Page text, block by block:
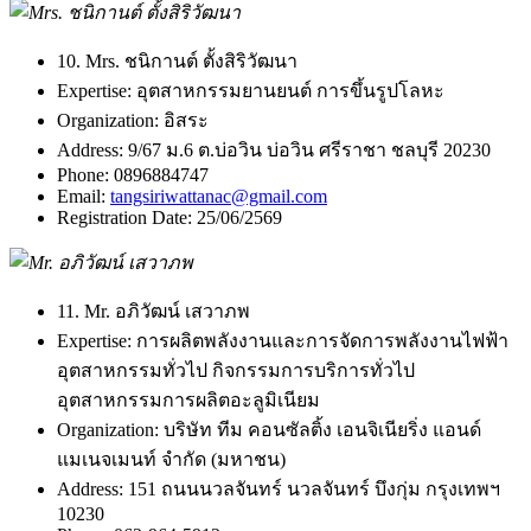
10. Mrs. ชนิกานต์ ตั้งสิริวัฒนา
Expertise: อุตสาหกรรมยานยนต์ การขึ้นรูปโลหะ
Organization: อิสระ
Address: 9/67 ม.6 ต.บ่อวิน บ่อวิน ศรีราชา ชลบุรี 20230
Phone: 0896884747
Email: tangsiriwattanac@gmail.com
Registration Date: 25/06/2569
11. Mr. อภิวัฒน์ เสวาภพ
Expertise: การผลิตพลังงานและการจัดการพลังงานไฟฟ้า
อุตสาหกรรมทั่วไป กิจกรรมการบริการทั่วไป
อุตสาหกรรมการผลิตอะลูมิเนียม
Organization: บริษัท ทีม คอนซัลติ้ง เอนจิเนียริ่ง แอนด์
แมเนจเมนท์ จํากัด (มหาชน)
Address: 151 ถนนนวลจันทร์ นวลจันทร์ บึงกุ่ม กรุงเทพฯ
10230